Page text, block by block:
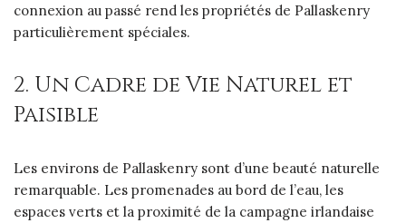
connexion au passé rend les propriétés de Pallaskenry
particulièrement spéciales.
2. Un Cadre de Vie Naturel et
Paisible
Les environs de Pallaskenry sont d’une beauté naturelle
remarquable. Les promenades au bord de l’eau, les
espaces verts et la proximité de la campagne irlandaise